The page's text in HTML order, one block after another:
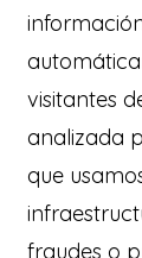
visitantes
analizada
que
fraudes o